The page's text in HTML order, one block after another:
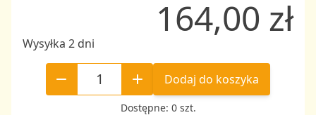
6
164,00 zł
Wysyłka 2 dni
Dodaj do koszyka
Dostępne: 0 szt.